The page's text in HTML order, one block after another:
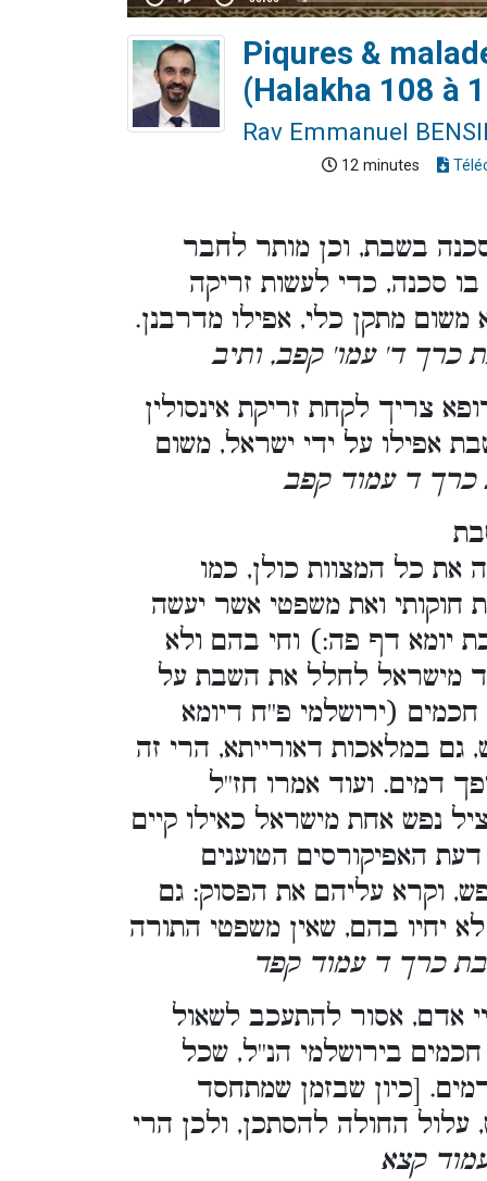
Piqures &
(Halakha 108 à
Rav Emmanuel
12 minutes
בשבת, וכן מותר לחבר
סכנה, כדי לעשות זריקה
משום מתקן כלי, אפילו מדרבנן.
כרך ד' עמו' קפב, ותיב
צריך לקחת זריקת אינסולין
אפילו על ידי ישראל, משום
כרך ד עמוד קפב
כל המצוות כולן, כמו
ואת משפטי אשר יעשה
יומא דף פה:) וחי בהם ולא
מישראל לחלל את השבת על
(ירושלמי פ''ח דיומא
במלאכות דאורייתא, הרי זה
דמים. ועוד אמרו חז''ל
נפש אחת מישראל כאילו קיים
האפיקורסים הטוענים
וקרא עליהם את הפסוק: גם
יחיו בהם, שאין משפטי התורה
כרך ד עמוד קפד
אדם, אסור להתעכב לשאול
בירושלמי הנ''ל, שכל
[כיון שבזמן שמתחסד
החולה להסתכן, ולכן הרי
קצא